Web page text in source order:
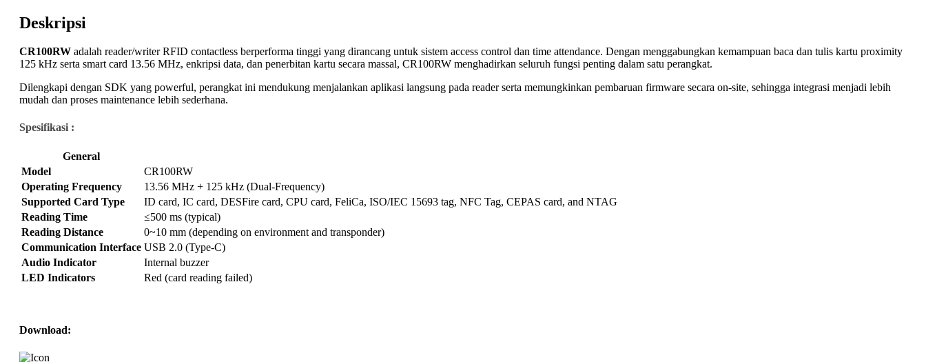
Deskripsi
CR100RW adalah reader/writer RFID contactless berperforma tinggi yang dirancang untuk sistem access control dan time attendance. Dengan menggabungkan kemampuan baca dan tulis kartu proximity
125 kHz serta smart card 13.56 MHz, enkripsi data, dan penerbitan kartu secara massal, CR100RW menghadirkan seluruh fungsi penting dalam satu perangkat.
Dilengkapi dengan SDK yang powerful, perangkat ini mendukung menjalankan aplikasi langsung pada reader serta memungkinkan pembaruan firmware secara on-site, sehingga integrasi menjadi lebih
mudah dan proses maintenance lebih sederhana.
Spesifikasi :
General
Model
CR100RW
Operating Frequency
13.56 MHz + 125 kHz (Dual-Frequency)
Supported Card Type
ID card, IC card, DESFire card, CPU card, FeliCa, ISO/IEC 15693 tag, NFC Tag, CEPAS card, and NTAG
Reading Time
≤500 ms (typical)
Reading Distance
0~10 mm (depending on environment and transponder)
Communication Interface USB 2.0 (Type-C)
Audio Indicator
Internal buzzer
LED Indicators
Red (card reading failed)
Download: